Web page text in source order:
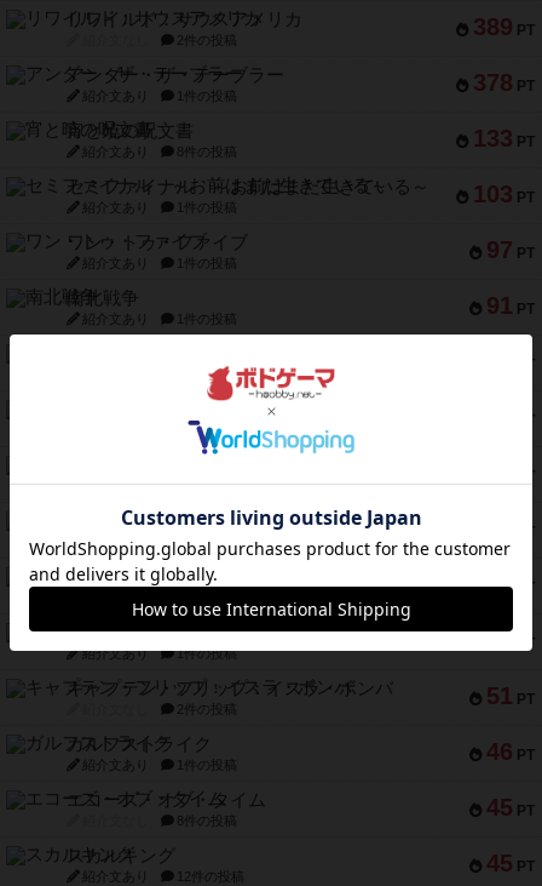
389 PT
リワイルド：サウスアメリカ
2件の投稿
378 PT
アンダー・ザ・テーブラー
紹介文あり 1件の投稿
133 PT
宵と暁の呪文書
紹介文あり 8件の投稿
103 PT
セミファイナル ～お前はまだ生きている～
紹介文あり 1件の投稿
97 PT
ワン・トゥ・ファイブ
紹介文あり 1件の投稿
91 PT
南北戦争
紹介文あり 1件の投稿
PT
6件の投稿
PT
ノームズ・アット・ナイト
1件の投稿
PT
紹介文あり 6件の投稿
PT
フラットアイアン
紹介文なし 2件の投稿
70 PT
トランスオリエント・エクスプレス
59 PT
アンブッシュ！：ムーブアウト！
紹介文あり 1件の投稿
51 PT
キャプテン・フリップ：イスラ・ボンバ
2件の投稿
46 PT
ガルフストライク
紹介文あり 1件の投稿
45 PT
エコーズ・オブ・タイム
8件の投稿
45 PT
スカルキング
紹介文あり 12件の投稿